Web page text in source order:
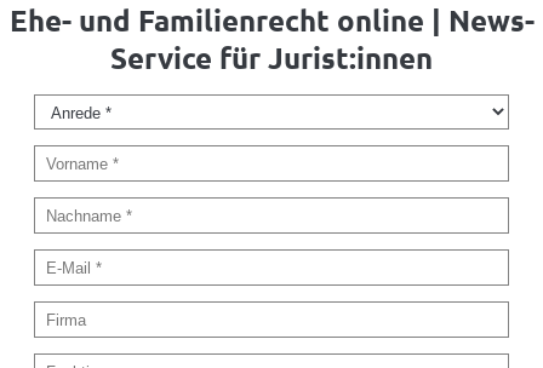
Ehe- und Familienrecht online | News-
Service für Jurist:innen